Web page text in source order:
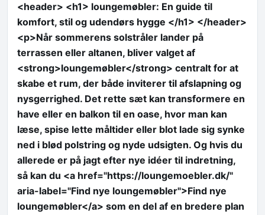
<header> <h1> loungemøbler: En guide til
komfort, stil og udendørs hygge </h1> </header>
<p>Når sommerens solstråler lander på
terrassen eller altanen, bliver valget af
<strong>loungemøbler</strong> centralt for at
skabe et rum, der både inviterer til afslapning og
nysgerrighed. Det rette sæt kan transformere en
have eller en balkon til en oase, hvor man kan
læse, spise lette måltider eller blot lade sig synke
ned i blød polstring og nyde udsigten. Og hvis du
allerede er på jagt efter nye idéer til indretning,
så kan du <a href="https://loungemoebler.dk/"
aria-label="Find nye loungemøbler">Find nye
loungemøbler</a> som en del af en bredere plan